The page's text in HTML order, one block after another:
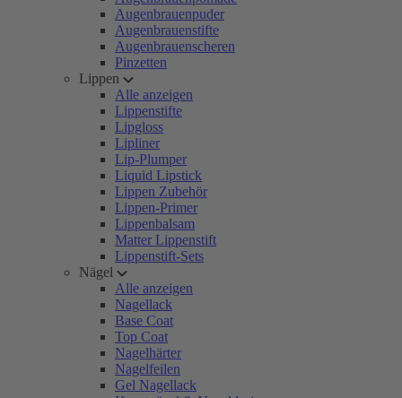
Augenbrauenpuder
Augenbrauenstifte
Augenbrauenscheren
Pinzetten
Lippen
Alle anzeigen
Lippenstifte
Lipgloss
Lipliner
Lip-Plumper
Liquid Lipstick
Lippen Zubehör
Lippen-Primer
Lippenbalsam
Matter Lippenstift
Lippenstift-Sets
Nägel
Alle anzeigen
Nagellack
Base Coat
Top Coat
Nagelhärter
Nagelfeilen
Gel Nagellack